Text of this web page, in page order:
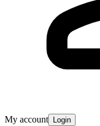
My account Login